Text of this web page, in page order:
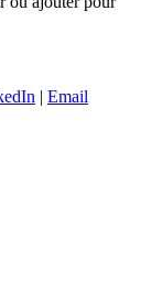
| Email